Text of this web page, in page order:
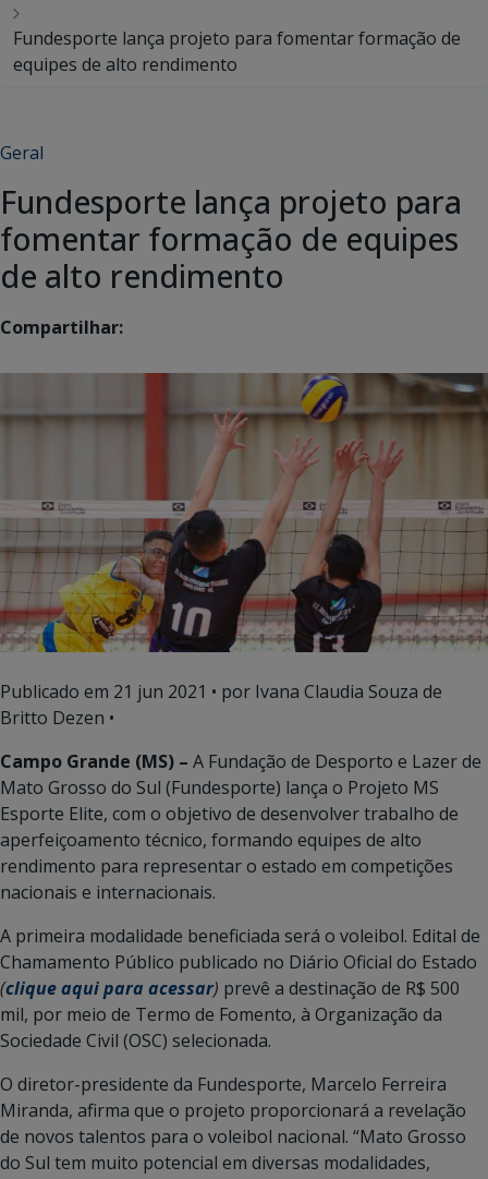
Fundesporte lança projeto para fomentar formação de
equipes de alto rendimento
Geral
Fundesporte lança projeto para
fomentar formação de equipes
de alto rendimento
Compartilhar:
Publicado em 21 jun 2021 • por Ivana Claudia Souza de
Britto Dezen •
Campo Grande (MS) – A Fundação de Desporto e Lazer de
Mato Grosso do Sul (Fundesporte) lança o Projeto MS
Esporte Elite, com o objetivo de desenvolver trabalho de
aperfeiçoamento técnico, formando equipes de alto
rendimento para representar o estado em competições
nacionais e internacionais.
A primeira modalidade beneficiada será o voleibol. Edital de
Chamamento Público publicado no Diário Oficial do Estado
(clique aqui para acessar) prevê a destinação de R$ 500
mil, por meio de Termo de Fomento, à Organização da
Sociedade Civil (OSC) selecionada.
O diretor-presidente da Fundesporte, Marcelo Ferreira
Miranda, afirma que o projeto proporcionará a revelação
de novos talentos para o voleibol nacional. “Mato Grosso
do Sul tem muito potencial em diversas modalidades,